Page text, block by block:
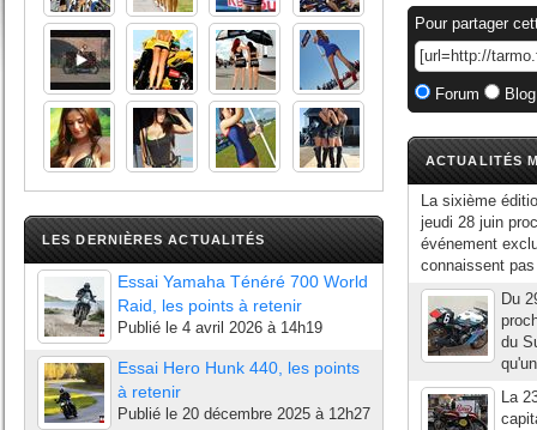
LES DERNIÈRES ACTUALITÉS
Essai Yamaha Ténéré 700 World
Raid, les points à retenir
Publié le 4 avril 2026 à 14h19
Essai Hero Hunk 440, les points
à retenir
Publié le 20 décembre 2025 à 12h27
Pour partager
Forum
ACTUALITÉS
La sixième
jeudi 28 juin
événement
connaissent
Du
du
La